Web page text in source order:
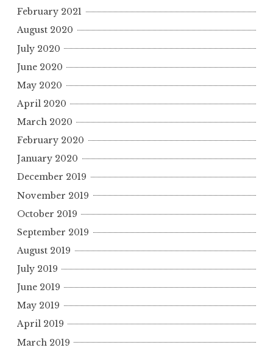
February 2021
August 2020
July 2020
June 2020
May 2020
April 2020
March 2020
February 2020
January 2020
December 2019
November 2019
October 2019
September 2019
August 2019
July 2019
June 2019
May 2019
April 2019
March 2019